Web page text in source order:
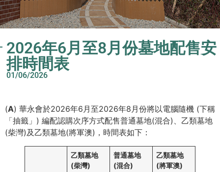
2026年6月至8月份墓地配售安
排時間表
01/06/2026
(A) 華永會於2026年6月至2026年8月份將以電腦隨機 (下稱
「抽籤」) 編配認購次序方式配售普通墓地(混合)、乙類墓地
(柴灣)及乙類墓地(將軍澳)，時間表如下：
乙類墓地
(柴灣)
普通墓地
(混合)
乙類墓地
(將軍澳)